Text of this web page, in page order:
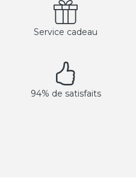
Service cadeau
94% de satisfaits